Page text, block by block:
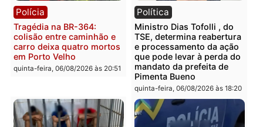
Polícia
morto em residência no
bairro Colina Park em RO
Polícia
Polícia Militar apreende
explosivos e
durante patrulhamento